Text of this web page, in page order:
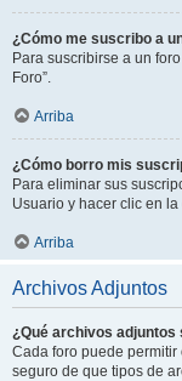
¿Cómo me suscribo a
Para suscribirse a un
Foro”.
Arriba
¿Cómo borro mis
Para eliminar sus
Usuario y hacer clic en
Arriba
Archivos Adjuntos
¿Qué archivos
Cada foro puede
seguro de que tipos de